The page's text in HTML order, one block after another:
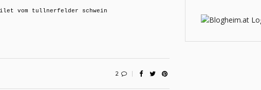
vom tullnerfelder schwein
2